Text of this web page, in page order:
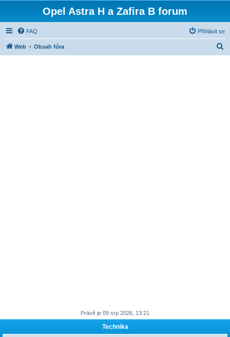
Opel Astra H a Zafira B forum
FAQ Přihlásit se
Web Obsah fóra
Právě je 09 srp 2026, 13:21
Technika